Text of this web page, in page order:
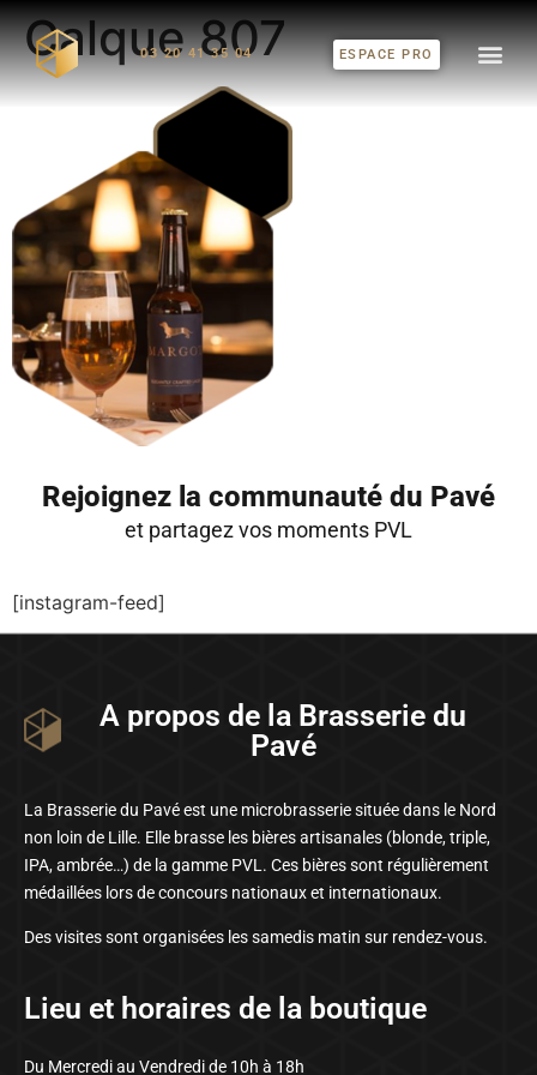
03 20 41 35 04 ESPACE PRO
Calque 807
Rejoignez la communauté du Pavé
et partagez vos moments PVL
[instagram-feed]
A propos de la Brasserie du
Pavé
La Brasserie du Pavé est une microbrasserie située dans le Nord
non loin de Lille. Elle brasse les bières artisanales (blonde, triple,
IPA, ambrée…) de la gamme PVL. Ces bières sont régulièrement
médaillées lors de concours nationaux et internationaux.
Des visites sont organisées les samedis matin sur rendez-vous.
Lieu et horaires de la boutique
Du Mercredi au Vendredi de 10h à 18h